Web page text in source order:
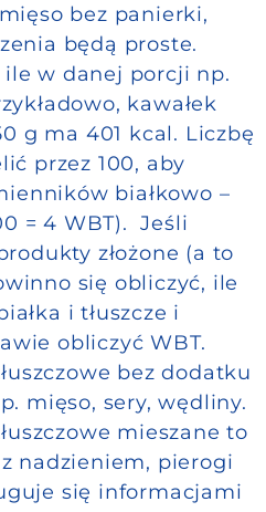
bez panierki,
będą proste.
w danej porcji np.
kawałek
g ma 401 kcal. Liczbę
przez 100, aby
białkowo –
= 4 WBT). Jeśli
złożone (a to
się obliczyć, ile
i tłuszcze i
obliczyć WBT.
bez dodatku
mięso, sery, wędliny.
mieszane to
nadzieniem, pierogi
się informacjami